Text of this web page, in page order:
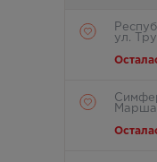
ул.